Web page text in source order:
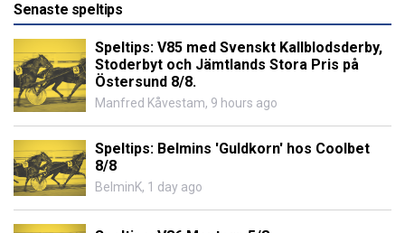
Senaste speltips
Speltips: V85 med Svenskt Kallblodsderby,
Stoderbyt och Jämtlands Stora Pris på
Östersund 8/8.
Manfred Kåvestam, 9 hours ago
Speltips: Belmins 'Guldkorn' hos Coolbet
8/8
BelminK, 1 day ago